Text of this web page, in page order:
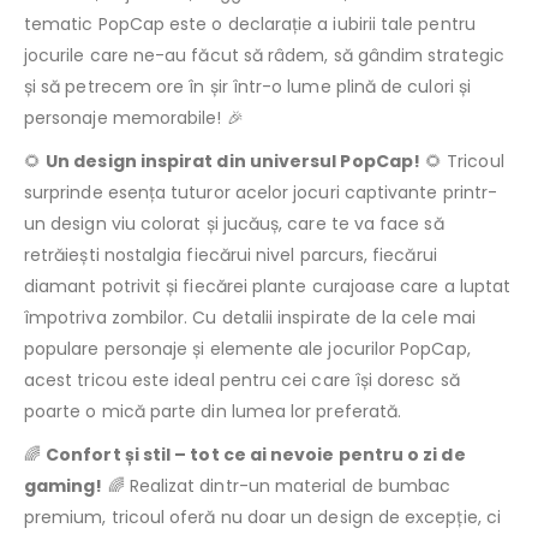
tematic PopCap este o declarație a iubirii tale pentru
jocurile care ne-au făcut să râdem, să gândim strategic
și să petrecem ore în șir într-o lume plină de culori și
personaje memorabile! 🎉
🌻 Un design inspirat din universul PopCap! 🌻 Tricoul
surprinde esența tuturor acelor jocuri captivante printr-
un design viu colorat și jucăuș, care te va face să
retrăiești nostalgia fiecărui nivel parcurs, fiecărui
diamant potrivit și fiecărei plante curajoase care a luptat
împotriva zombilor. Cu detalii inspirate de la cele mai
populare personaje și elemente ale jocurilor PopCap,
acest tricou este ideal pentru cei care își doresc să
poarte o mică parte din lumea lor preferată.
🌈 Confort și stil – tot ce ai nevoie pentru o zi de
gaming! 🌈 Realizat dintr-un material de bumbac
premium, tricoul oferă nu doar un design de excepție, ci